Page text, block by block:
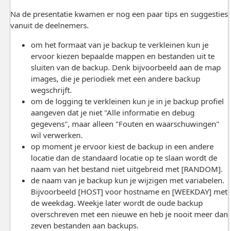
Na de presentatie kwamen er nog een paar tips en suggesties
vanuit de deelnemers.
om het formaat van je backup te verkleinen kun je
ervoor kiezen bepaalde mappen en bestanden uit te
sluiten van de backup. Denk bijvoorbeeld aan de map
images, die je periodiek met een andere backup
wegschrijft.
om de logging te verkleinen kun je in je backup profiel
aangeven dat je niet "Alle informatie en debug
gegevens", maar alleen "Fouten en waarschuwingen"
wil verwerken.
op moment je ervoor kiest de backup in een andere
locatie dan de standaard locatie op te slaan wordt de
naam van het bestand niet uitgebreid met [RANDOM].
de naam van je backup kun je wijzigen met variabelen.
Bijvoorbeeld [HOST] voor hostname en [WEEKDAY] met
de weekdag. Weekje later wordt de oude backup
overschreven met een nieuwe en heb je nooit meer dan
zeven bestanden aan backups.